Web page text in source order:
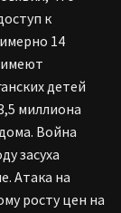
к
14
детей
миллиона
Война
засуха
Атака на
росту цен на